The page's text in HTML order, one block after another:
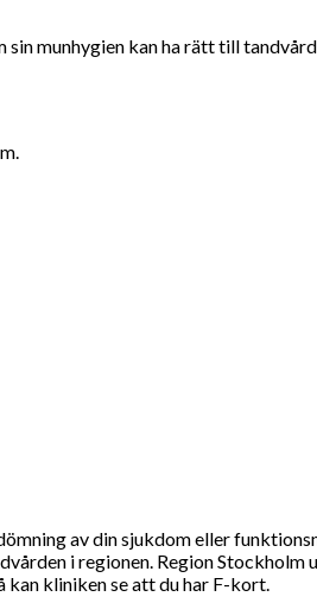
munhygien kan ha rätt till
av din sjukdom eller
i regionen. Region
kan kliniken se att du har F-kort.